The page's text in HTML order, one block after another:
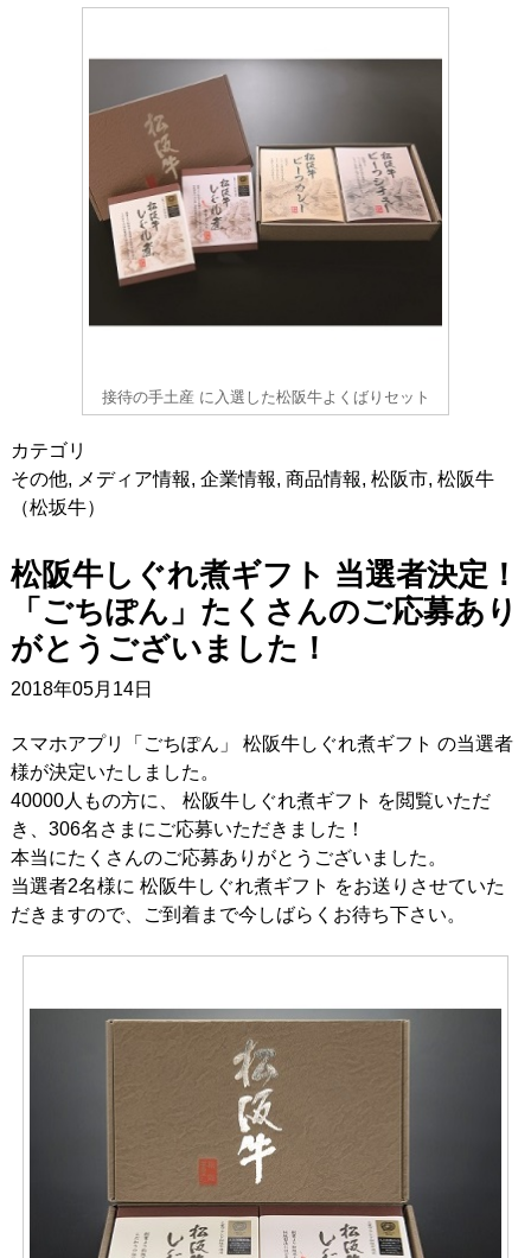
接待の手土産 に入選した松阪牛よくばりセット
カテゴリ
その他, メディア情報, 企業情報, 商品情報, 松阪市, 松阪牛
（松坂牛）
松阪牛しぐれ煮ギフト 当選者決定！
「ごちぽん」たくさんのご応募あり
がとうございました！
2018年05月14日
スマホアプリ「ごちぽん」 松阪牛しぐれ煮ギフト の当選者
様が決定いたしました。
40000人もの方に、 松阪牛しぐれ煮ギフト を閲覧いただ
き、306名さまにご応募いただきました！
本当にたくさんのご応募ありがとうございました。
当選者2名様に 松阪牛しぐれ煮ギフト をお送りさせていた
だきますので、ご到着まで今しばらくお待ち下さい。